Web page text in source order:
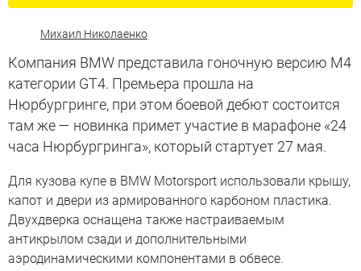
Михаил Николаенко
Компания BMW представила гоночную версию M4
категории GT4. Премьера прошла на
Нюрбургринге, при этом боевой дебют состоится
там же — новинка примет участие в марафоне «24
часа Нюрбургринга», который стартует 27 мая.
Для кузова купе в BMW Motorsport использовали крышу,
капот и двери из армированного карбоном пластика.
Двухдверка оснащена также настраиваемым
антикрылом сзади и дополнительными
аэродинамическими компонентами в обвесе.